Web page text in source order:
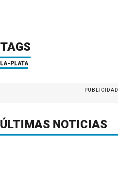
TAGS
LA-PLATA
PUBLICIDAD
ÚLTIMAS NOTICIAS